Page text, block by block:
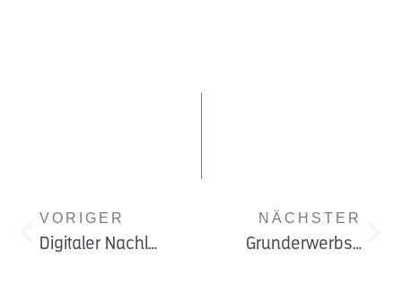
VORIGER
Digitaler Nachlass: Was passiert mit Social Media, E-Mails & Cloud-Daten nach dem Tod?
NÄCHSTER
Grunderwerbsteuer im Erbrecht – und Ausblick auf eine mögliche Erbschaftssteuer | Rechtsanwalt Witt